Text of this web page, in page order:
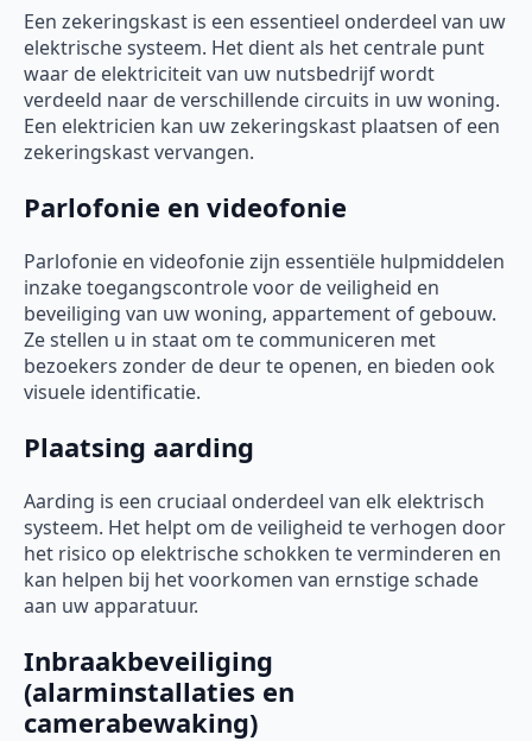
Een zekeringskast is een essentieel onderdeel van uw
elektrische systeem. Het dient als het centrale punt
waar de elektriciteit van uw nutsbedrijf wordt
verdeeld naar de verschillende circuits in uw woning.
Een elektricien kan uw zekeringskast plaatsen of een
zekeringskast vervangen.
Parlofonie en videofonie
Parlofonie en videofonie zijn essentiële hulpmiddelen
inzake toegangscontrole voor de veiligheid en
beveiliging van uw woning, appartement of gebouw.
Ze stellen u in staat om te communiceren met
bezoekers zonder de deur te openen, en bieden ook
visuele identificatie.
Plaatsing aarding
Aarding is een cruciaal onderdeel van elk elektrisch
systeem. Het helpt om de veiligheid te verhogen door
het risico op elektrische schokken te verminderen en
kan helpen bij het voorkomen van ernstige schade
aan uw apparatuur.
Inbraakbeveiliging
(alarminstallaties en
camerabewaking)